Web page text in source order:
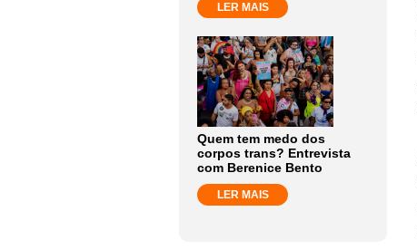
LER MAIS
Quem tem medo dos
corpos trans? Entrevista
com Berenice Bento
LER MAIS